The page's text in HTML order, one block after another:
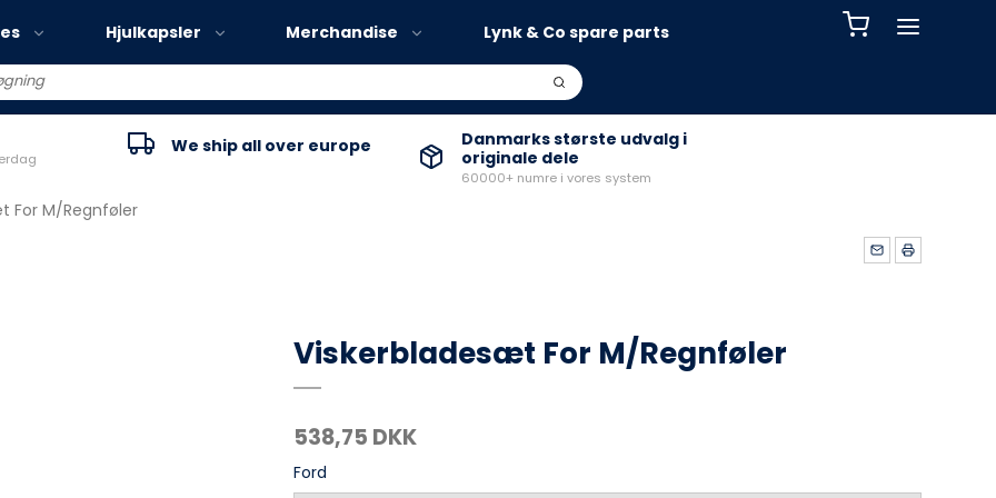
Volvo EX30
Volvo EC40
Hjulkapsler Merchandise Lynk & Co spare parts
We ship all over europe
Danmarks største udvalg i
originale dele
60000+ numre i vores system
For M/Regnføler
Viskerbladesæt For M/Regnføler
538,75 DKK
Ford